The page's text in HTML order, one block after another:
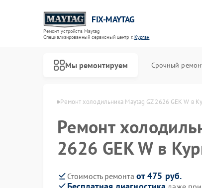
FIX-MAYTAG
Ремонт устройств Maytag
Специализированный cервисный центр г.Курган
Мы ремонтируем Срочный
Maytag в Кургане Ремонт холодильника Maytag GZ 2626 GEK W в
Ремонт
2626 GEK W в
Стоимость ремонта от 475 руб.